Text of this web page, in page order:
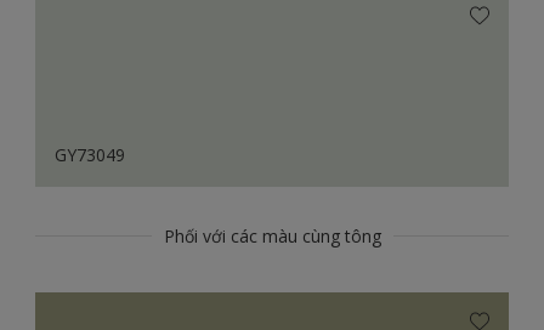
GY73049
Phối với các màu cùng tông